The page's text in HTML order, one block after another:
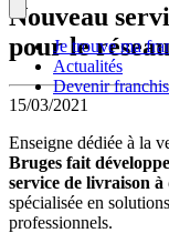
Je trouve ma
Actualités
Devenir
Nouveau
pour le
15/03/2021
Enseigne dédiée à la
Bruges fait
service de livraison
spécialisée en
professionnels.